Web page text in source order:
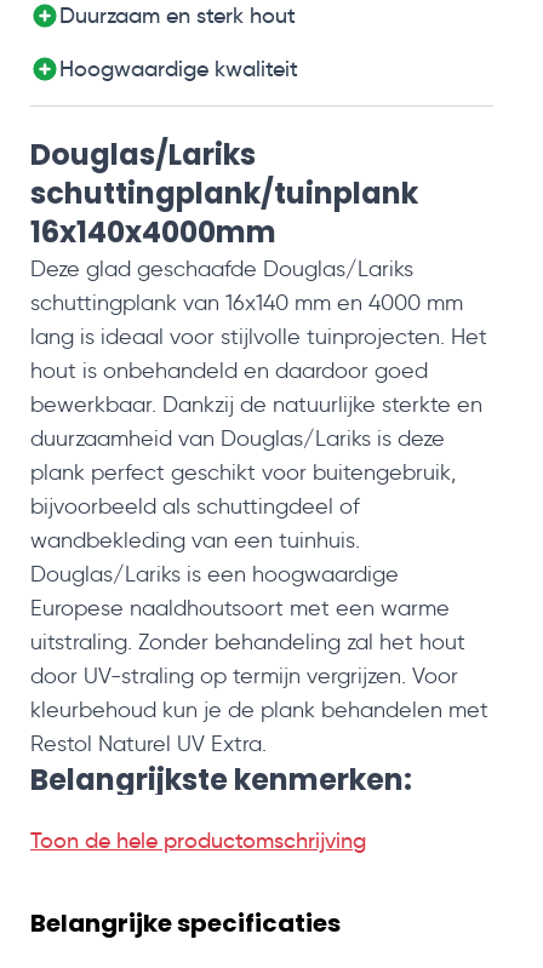
Duurzaam en sterk hout
Hoogwaardige kwaliteit
Douglas/Lariks
schuttingplank/tuinplank
16x140x4000mm
Deze glad geschaafde Douglas/Lariks
schuttingplank van 16x140 mm en 4000 mm
lang is ideaal voor stijlvolle tuinprojecten. Het
hout is onbehandeld en daardoor goed
bewerkbaar. Dankzij de natuurlijke sterkte en
duurzaamheid van Douglas/Lariks is deze
plank perfect geschikt voor buitengebruik,
bijvoorbeeld als schuttingdeel of
wandbekleding van een tuinhuis.
Douglas/Lariks is een hoogwaardige
Europese naaldhoutsoort met een warme
uitstraling. Zonder behandeling zal het hout
door UV-straling op termijn vergrijzen. Voor
kleurbehoud kun je de plank behandelen met
Restol Naturel UV Extra.
Belangrijkste kenmerken:
afwerking
juist natuurlijk laten vergrijzen
Toon de hele productomschrijving
Belangrijke specificaties